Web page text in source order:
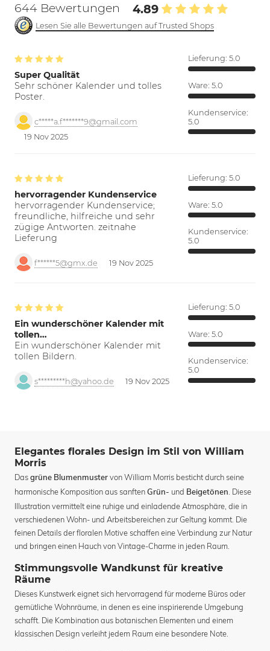
644 Bewertungen 4.89
Lesen Sie alle Bewertungen auf Trusted Shops
Super Qualität
Sehr schöner Kalender und tolles
Poster.
c*****a.f*******9@gmail.com
19 Nov 2025
Lieferung: 5.0
Ware: 5.0
Kundenservice:
5.0
hervorragender Kundenservice
hervorragender Kundenservice;
freundliche, hilfreiche und sehr
zügige Antworten. zeitnahe
Lieferung
f******5@gmx.de 19 Nov 2025
Lieferung: 5.0
Ware: 5.0
Kundenservice:
5.0
Ein wunderschöner Kalender mit
tollen…
Ein wunderschöner Kalender mit
tollen Bildern.
s*********h@yahoo.de 19 Nov 2025
Lieferung: 5.0
Ware: 5.0
Kundenservice:
5.0
Elegantes florales Design im Stil von William
Morris
Das grüne Blumenmuster von William Morris besticht durch seine
harmonische Komposition aus sanften Grün- und Beigetönen
. Diese
Illustration vermittelt eine ruhige und einladende Atmosphäre, die in
verschiedenen Wohn- und Arbeitsbereichen zur Geltung kommt. Die
feinen Details der floralen Motive schaffen eine Verbindung zur Natur
und bringen einen Hauch von Vintage-Charme in jeden Raum.
Stimmungsvolle Wandkunst für kreative
Räume
Dieses Kunstwerk eignet sich hervorragend für moderne Büros oder
gemütliche Wohnräume, in denen es eine inspirierende Umgebung
schafft. Die Kombination aus botanischen Elementen und einem
klassischen Design verleiht jedem Raum eine besondere Note.